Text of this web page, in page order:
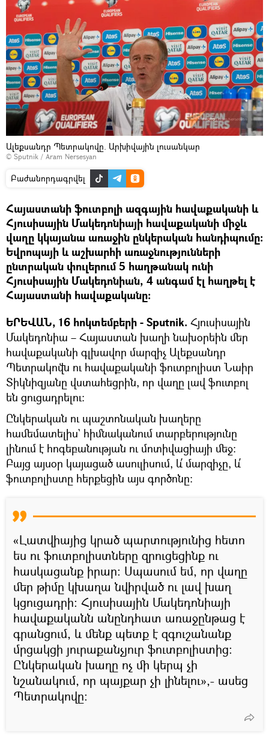
Ալեքսանդր Պետրակովը. Արխիվային լուսանկար
© Sputnik / Aram Nersesyan
Բաժանորդագրվել
Հայաստանի ֆուտբոլի ազգային հավաքականի և
Հյուսիսային Մակեդոնիայի հավաքականի միջև
վաղը կկայանա առաջին ընկերական հանդիպումը։
Եվրոպայի և աշխարհի առաջնությունների
ընտրական փուլերում 5 հաղթանակ ունի
Հյուսիսային Մակեդոնիան, 4 անգամ էլ հաղթել է
Հայաստանի հավաքականը։
ԵՐԵՎԱՆ, 16 հոկտեմբերի - Sputnik. Հյուսիսային
Մակեդոնիա – Հայաստան խաղի նախօրեին մեր
հավաքականի գլխավոր մարզիչ Ալեքսանդր
Պետրակովն ու հավաքականի ֆուտբոլիստ Նաիր
Տիկնիզյանը վստահեցրին, որ վաղը լավ ֆուտբոլ
են ցուցադրելու։
Ընկերական ու պաշտոնական խաղերը
համեմատելիս` հիմնականում տարբերությունը
լինում է հոգեբանության ու մոտիվացիայի մեջ։
Բայց այսօր կայացած ասուլիսում, և՛ մարզիչը, և՛
ֆուտբոլիստը հերքեցին այս գործոնը։
«Լատվիայից կրած պարտությունից հետո
ես ու ֆուտբոլիստները զրուցեցինք ու
հասկացանք իրար։ Սպասում եմ, որ վաղը
մեր թիմը կխաղա նվիրված ու լավ խաղ
կցուցադրի։ Հյուսիսային Մակեդոնիայի
հավաքականն անընդհատ առաջընթաց է
գրանցում, և մենք պետք է զգուշանանք
մրցակցի յուրաքանչյուր ֆուտբոլիստից։
Ընկերական խաղը ոչ մի կերպ չի
նշանակում, որ պայքար չի լինելու»,- ասեց
Պետրակովը։